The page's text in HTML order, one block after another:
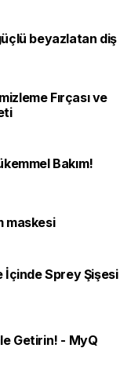
beyazlatan diş
Fırçası ve
Bakım!
maskesi
İçinde Sprey Şişesi
Getirin! - MyQ